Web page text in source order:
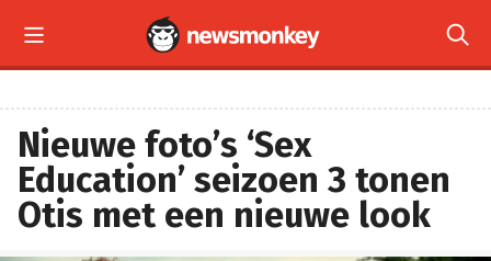
 
Nieuwe foto’s ‘Sex
Education’ seizoen 3 tonen
Otis met een nieuwe look